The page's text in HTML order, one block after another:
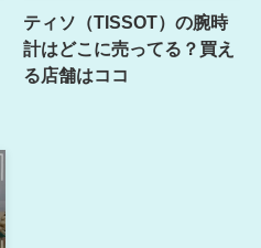
ティソ（TISSOT）の腕時
計はどこに売ってる？買え
る店舗はココ